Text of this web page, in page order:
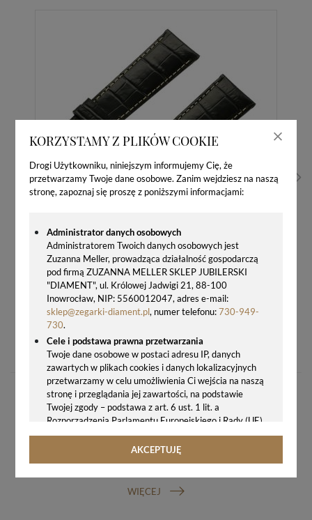
KORZYSTAMY Z PLIKÓW COOKIE
Drogi Użytkowniku, niniejszym informujemy Cię, że
przetwarzamy Twoje dane osobowe. Zanim wejdziesz na naszą
stronę, zapoznaj się proszę z poniższymi informacjami:
Administrator danych osobowych
Administratorem Twoich danych osobowych jest
Zuzanna Meller, prowadząca działalność gospodarczą
pod firmą ZUZANNA MELLER SKLEP JUBILERSKI
"DIAMENT", ul. Królowej Jadwigi 21, 88-100
Inowrocław, NIP: 5560012047, adres e-mail:
sklep@zegarki-diament.pl, numer telefonu:730-949-
730.
Cele i podstawa prawna przetwarzania
Twoje dane osobowe w postaci adresu IP, danych
zawartych w plikach cookies i danych lokalizacyjnych
przetwarzamy w celu umożliwienia Ci wejścia na naszą
stronę i przeglądania jej zawartości, na podstawie
Twojej zgody – podstawa z art. 6 ust. 1 lit. a
Rozporządzenia Parlamentu Europejskiego i Rady (UE)
2016/679 z 27.04.2016 r. w sprawie ochrony osób
fizycznych w związku z przetwarzaniem danych
rozporządzenie o ochronie danych, tj. RODO).
AKCEPTUJĘ
240,00 zł
GWARANCJA ORYGINALNOŚCI ZEGARKA
WIĘCEJ